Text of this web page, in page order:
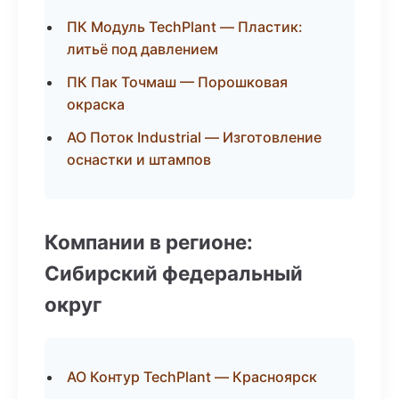
ПК Модуль TechPlant — Пластик:
литьё под давлением
ПК Пак Точмаш — Порошковая
окраска
АО Поток Industrial — Изготовление
оснастки и штампов
Компании в регионе:
Сибирский федеральный
округ
АО Контур TechPlant — Красноярск